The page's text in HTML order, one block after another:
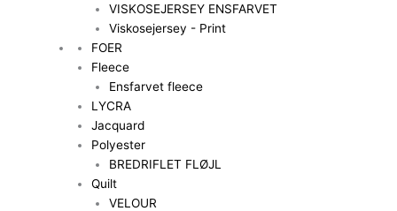
VISKOSEJERSEY ENSFARVET
Viskosejersey - Print
FOER
Fleece
Ensfarvet fleece
LYCRA
Jacquard
Polyester
BREDRIFLET FLØJL
Quilt
VELOUR